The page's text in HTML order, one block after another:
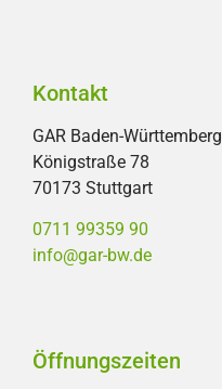
Kontakt
GAR Baden-Württemberg
Königstraße 78
70173 Stuttgart
0711 99359 90
info@gar-bw.de
Öffnungszeiten